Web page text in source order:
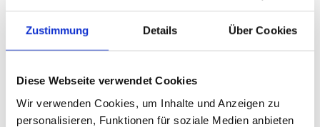
Zustimmung Details Über Cookies
Diese Webseite verwendet Cookies
Wir verwenden Cookies, um Inhalte und Anzeigen zu
personalisieren, Funktionen für soziale Medien anbieten
Marktdaten zu Münchens Stadtteilen
Sie sind Immobilieneigentümer und suchen für Ihren
Hegerich Immobilien sind der richtige Partner, wenn
es um den Immobilienverkauf in München geht.